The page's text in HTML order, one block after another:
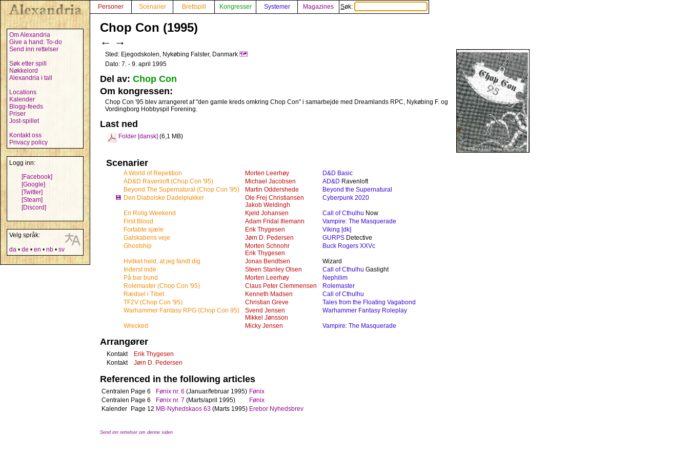
Om Alexandria
Give a hand: To-do
Send inn rettelser
Søk etter spill
Nøkkelord
Alexandria i tall
Locations
Kalender
Blogg-feeds
Priser
Jost-spillet
Kontakt oss
Privacy policy
Logg inn:
[Facebook]
[Google]
[Twitter]
[Steam]
[Discord]
Velg språk:
da • de • en • nb • sv
Personer Scenarier Brettspill Kongresser Systemer Magazines Søk:
Chop Con (1995)
← →
Sted: Ejegodskolen, Nykøbing Falster, Danmark 🗺️
Dato: 7. - 9. april 1995
Del av: Chop Con
Om kongressen:
Chop Con '95 blev arrangeret af "den gamle kreds omkring Chop Con" i samarbejde med Dreamlands RPC, Nykøbing F. og
Vordingborg Hobbyspil Forening.
Last ned
Folder [dansk] (6,1 MB)
Scenarier
A World of Repetition Morten Leerhøy
D&D Basic
AD&D Ravenloft (Chop Con '95)
Michael Jacobsen AD&D Ravenloft
Beyond The Supernatural (Chop Con '95)
Martin Oddershede
Beyond the Supernatural
💾 Den Diabolske Dadelplukker
Ole Frej Christiansen
Jakob Weldingh
Cyberpunk 2020
En Rolig Weekend Kjeld Johansen Call of Cthulhu Now
First Blood
Adam Fridal Illemann
Vampire: The Masquerade
Fortabte sjæle
Erik Thygesen
Viking [dk]
Galskabens veje
Jørn D. Pedersen GURPS Detective
Ghostship
Morten Schnohr
Erik Thygesen
Buck Rogers XXVc
Hvilket held, at jeg fandt dig Jonas Bendtsen
Wizard
Inderst inde
Steen Stanley Olsen Call of Cthulhu Gaslight
På bar bund
Morten Leerhøy
Nephilim
Rolemaster (Chop Con '95)
Claus Peter Clemmensen
Rolemaster
Rædsel i Tibet
Kenneth Madsen
Call of Cthulhu
TF2V (Chop Con '95)
Christian Greve
Tales from the Floating Vagabond
Warhammer Fantasy RPG (Chop Con 95)
Svend Jensen
Mikkel Jønsson
Warhammer Fantasy Roleplay
Wrecked Micky Jensen Vampire: The Masquerade
Arrangører
Kontakt
Erik Thygesen
Kontakt
Jørn D. Pedersen
Referenced in the following articles
Centralen Page 6 Fønix nr. 6 (Januar/februar 1995) Fønix
Centralen Page 6 Fønix nr. 7 (Marts/april 1995)
Fønix
Kalender
Page 12 MB-Nyhedskaos 63 (Marts 1995) Erebor Nyhedsbrev
Send inn rettelser om denne siden